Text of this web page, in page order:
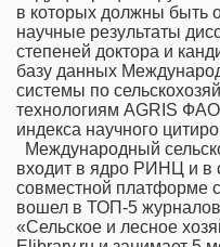
в которых должны быть
научные результаты
степеней доктора и
базу данных
системы по
технологиям AGRIS
индекса научного
Международный
входит в ядро РИНЦ и в
совместной платформе
вошел в ТОП-5
«Сельское и лесное